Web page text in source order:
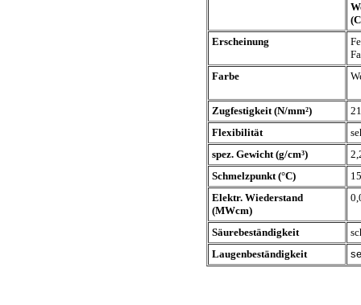
Erscheinung
Farbe
Zugfestigkeit (N/mm²)
Flexibilität
spez. Gewicht (g/cm³)
Schmelzpunkt (°C)
Elektr. Wiederstand
(MWcm)
Säurebeständigkeit
Laugenbeständigkeit